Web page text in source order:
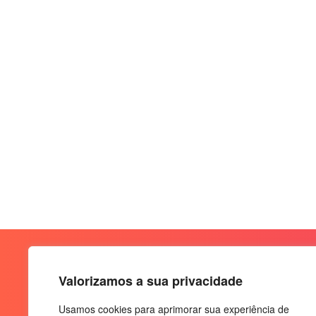
Valorizamos a sua privacidade
Usamos cookies para aprimorar sua experiência de